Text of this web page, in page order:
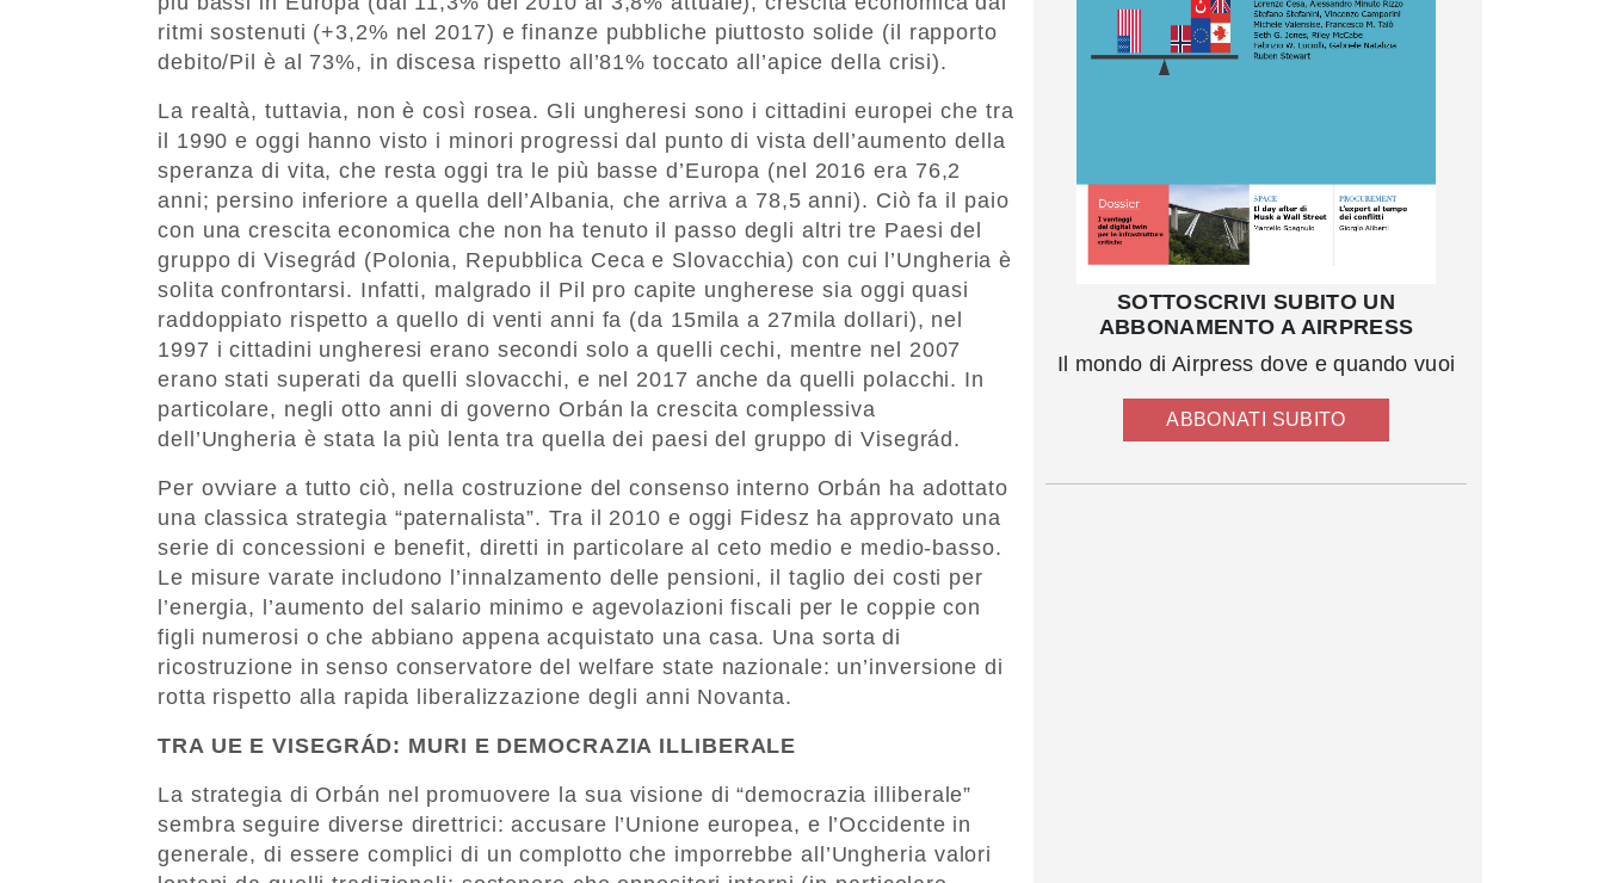
ritmi sostenuti (+3,2% nel 2017) e finanze pubbliche piuttosto solide (il rapporto
debito/Pil è al 73%, in discesa rispetto all’81% toccato all’apice della crisi).
La realtà, tuttavia, non è così rosea. Gli ungheresi sono i cittadini europei che tra
il 1990 e oggi hanno visto i minori progressi dal punto di vista dell’aumento della
speranza di vita, che resta oggi tra le più basse d’Europa (nel 2016 era 76,2
anni; persino inferiore a quella dell’Albania, che arriva a 78,5 anni). Ciò fa il paio
con una crescita economica che non ha tenuto il passo degli altri tre Paesi del
gruppo di Visegrád (Polonia, Repubblica Ceca e Slovacchia) con cui l’Ungheria è
solita confrontarsi. Infatti, malgrado il Pil pro capite ungherese sia oggi quasi
raddoppiato rispetto a quello di venti anni fa (da 15mila a 27mila dollari), nel
1997 i cittadini ungheresi erano secondi solo a quelli cechi, mentre nel 2007
erano stati superati da quelli slovacchi, e nel 2017 anche da quelli polacchi. In
particolare, negli otto anni di governo Orbán la crescita complessiva
dell’Ungheria è stata la più lenta tra quella dei paesi del gruppo di Visegrád.
Per ovviare a tutto ciò, nella costruzione del consenso interno Orbán ha adottato
una classica strategia “paternalista”. Tra il 2010 e oggi Fidesz ha approvato una
serie di concessioni e benefit, diretti in particolare al ceto medio e medio-basso.
Le misure varate includono l’innalzamento delle pensioni, il taglio dei costi per
l’energia, l’aumento del salario minimo e agevolazioni fiscali per le coppie con
figli numerosi o che abbiano appena acquistato una casa. Una sorta di
ricostruzione in senso conservatore del welfare state nazionale: un’inversione di
rotta rispetto alla rapida liberalizzazione degli anni Novanta.
TRA UE E VISEGRÁD: MURI E DEMOCRAZIA ILLIBERALE
La strategia di Orbán nel promuovere la sua visione di “democrazia illiberale”
sembra seguire diverse direttrici: accusare l’Unione europea, e l’Occidente in
generale, di essere complici di un complotto che imporrebbe all’Ungheria valori
SOTTOSCRIVI SUBITO UN
ABBONAMENTO A AIRPRESS
Il mondo di Airpress dove e quando vuoi
ABBONATI SUBITO